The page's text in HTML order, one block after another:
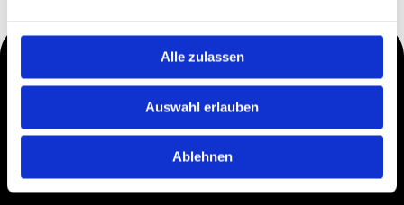
Alle zulassen
Auswahl erlauben
Ablehnen